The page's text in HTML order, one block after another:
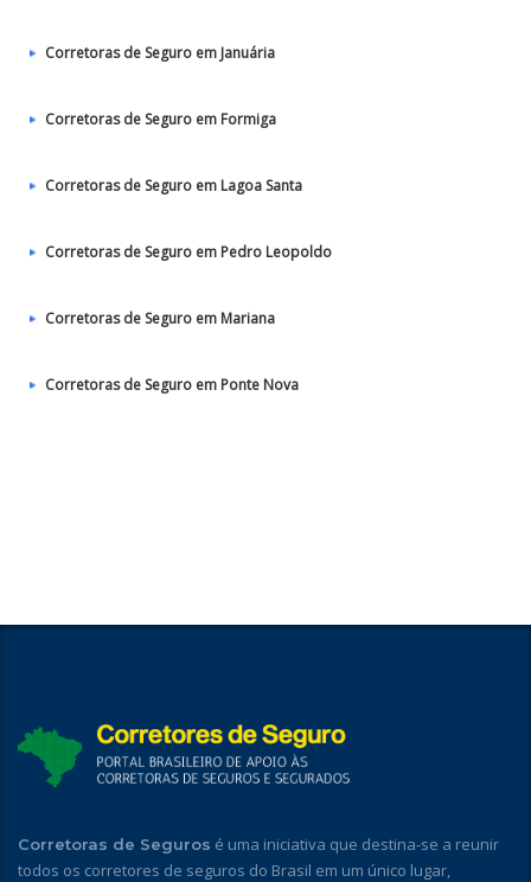
Corretoras de Seguro em Januária
Corretoras de Seguro em Formiga
Corretoras de Seguro em Lagoa Santa
Corretoras de Seguro em Pedro Leopoldo
Corretoras de Seguro em Mariana
Corretoras de Seguro em Ponte Nova
Corretoras de Seguros é uma iniciativa que destina-se a reunir
todos os corretores de seguros do Brasil em um único lugar,